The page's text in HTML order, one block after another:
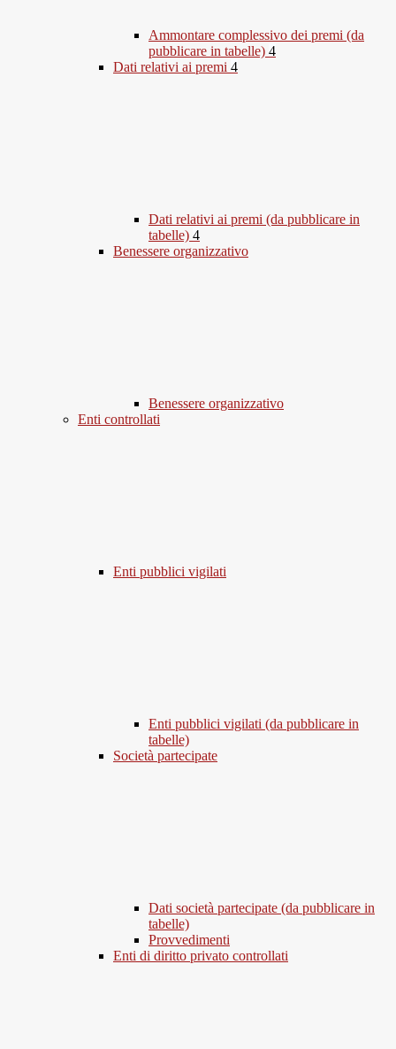
Ammontare complessivo dei premi (da
pubblicare in tabelle) 4
Dati relativi ai premi 4
Dati relativi ai premi (da pubblicare in
tabelle) 4
Benessere organizzativo
Benessere organizzativo
Enti controllati
Enti pubblici vigilati
Enti pubblici vigilati (da pubblicare in
tabelle)
Società partecipate
Dati società partecipate (da pubblicare in
tabelle)
Provvedimenti
Enti di diritto privato controllati